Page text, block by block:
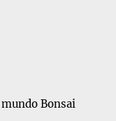
Bonsai